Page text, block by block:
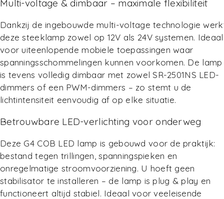
Multi-voltage & dimbaar – maximale flexibiliteit
Dankzij de ingebouwde multi-voltage technologie
deze steeklamp zowel op 12V als 24V systemen. Ideaal
voor uiteenlopende mobiele toepassingen waar
spanningsschommelingen kunnen voorkomen. De lamp
is tevens volledig dimbaar met zowel SR-2501NS LED-
dimmers of een PWM-dimmers – zo stemt u de
lichtintensiteit eenvoudig af op elke situatie.
Betrouwbare LED-verlichting voor onderweg
Deze G4 COB LED lamp is gebouwd voor de praktijk:
bestand tegen trillingen, spanningspieken en
onregelmatige stroomvoorziening. U hoeft geen
stabilisator te installeren – de lamp is plug & play en
functioneert altijd stabiel. Ideaal voor veeleisende